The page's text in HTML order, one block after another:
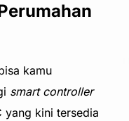
kamu
smart controller
yang kini tersedia